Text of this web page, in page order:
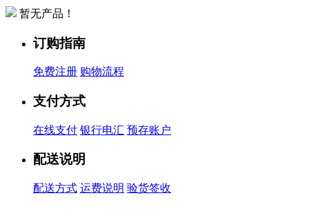
暂无产品！
订购指南
免费注册 购物流程
支付方式
在线支付 银行电汇 预存账户
配送说明
配送方式 运费说明 验货签收